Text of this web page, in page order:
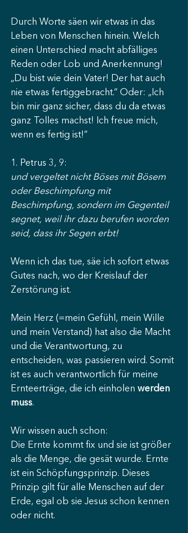
Durch Worte säen wir etwas in das
Leben von Menschen hinein. Welch
einen Unterschied macht abfälliges
Reden oder Lob und Anerkennung!
„Du bist wie dein Vater! Der hat auch
nie etwas fertiggebracht.“ Oder: „Ich
bin mir ganz sicher, dass du da etwas
ganz Tolles machst! Ich freue mich,
wenn es fertig ist!“
1. Petrus 3, 9:
und vergeltet nicht Böses mit Bösem
oder Beschimpfung mit
Beschimpfung, sondern im Gegenteil
segnet, weil ihr dazu berufen worden
seid, dass ihr Segen erbt!
Wenn ich das tue, säe ich sofort etwas
Gutes nach, wo der Kreislauf der
Zerstörung ist.
Mein Herz (=mein Gefühl, mein Wille
und mein Verstand) hat also die Macht
und die Verantwortung, zu
entscheiden, was passieren wird. Somit
ist es auch verantwortlich für meine
Ernteerträge, die ich einholen werden
muss.
Wir wissen auch schon:
Die Ernte kommt fix und sie ist größer
als die Menge, die gesät wurde. Ernte
ist ein Schöpfungsprinzip. Dieses
Prinzip gilt für alle Menschen auf der
Erde, egal ob sie Jesus schon kennen
oder nicht.